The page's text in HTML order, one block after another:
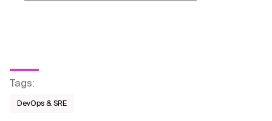
Tags:
DevOps & SRE